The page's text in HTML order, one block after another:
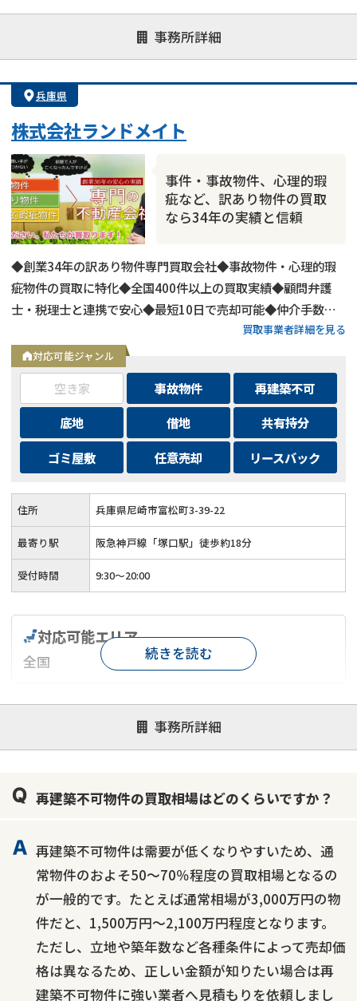
事務所詳細
対応が親身 オンライン面談可能
レスポンスが早い
1億円以上の買取可
兵庫県
株式会社ランドメイト
事件・事故物件、心理的瑕
疵など、訳あり物件の買取
なら34年の実績と信頼
◆創業34年の訳あり物件専門買取会社◆事故物件・心理的瑕
疵物件の買取に特化◆全国400件以上の買取実績◆顧問弁護
士・税理士と連携で安心◆最短10日で売却可能◆仲介手数
料・諸費用も会社負担◆不要物撤去費用も無料◆リースバック
にも対応◆現地調査・査定は無料
買取事業者詳細を見る
対応可能ジャンル
空き家 事故物件
再建築不可
底地
借地
共有持分
ゴミ屋敷
任意売却 リースバック
住所 兵庫県尼崎市富松町3-39-22
最寄り駅 阪急神戸線「塚口駅」徒歩約18分
受付時間 9:30～20:00
事務所詳細
対応可能エリア
全国
対応が親身 オンライン面談可能
レスポンスが早い
1億円以上の買取可
続きを読む
再建築不可物件の買取相場はどのくらいですか？
再建築不可物件は需要が低くなりやすいため、通
常物件のおよそ50～70％程度の買取相場となるの
が一般的です。たとえば通常相場が3,000万円の物
件だと、1,500万円～2,100万円程度となります。
ただし、立地や築年数など各種条件によって売却価
格は異なるため、正しい金額が知りたい場合は再
建築不可物件に強い業者へ見積もりを依頼しまし